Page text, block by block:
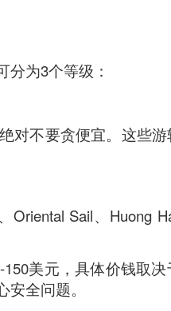
为3个等级：
对不要贪便宜。这些
Oriental Sail、Huong
美元，具体价钱取
全问题。
in Squid Ink Sauce
basmati rice which is
adds a unique umami